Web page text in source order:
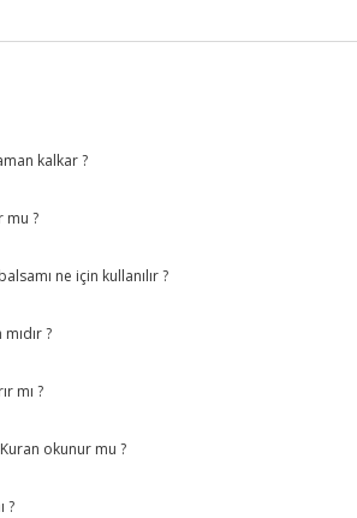
kalkar ?
mu ?
ne için kullanılır ?
?
mı ?
okunur mu ?
?